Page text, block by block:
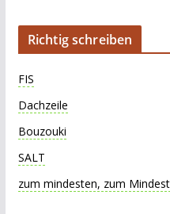
Richtig schreiben
FIS
Dachzeile
Bouzouki
SALT
zum mindesten, zum